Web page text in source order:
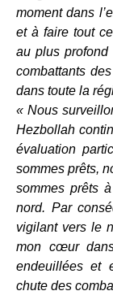
moment dans
et à faire tout
au plus
combattants
dans toute la
« Nous
Hezbollah
évaluation
sommes prêts,
sommes prêts
nord. Par
vigilant vers le
mon cœur
endeuillées et
chute des